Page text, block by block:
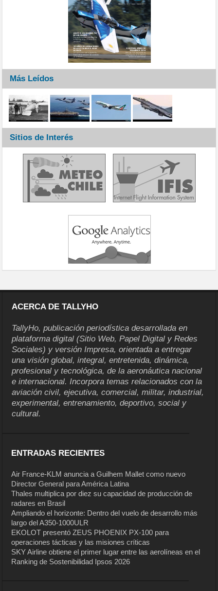
Más Leídos
Sitios de Interés
ACERCA DE TALLYHO
TallyHo, publicación periodística desarrollada en
plataforma digital (Sitio Web, Papel Digital y Redes
Sociales) y versión Impresa, orientada a entregar
una visión global, integral, entretenida, dinámica,
profesional y tecnológica, de la aeronáutica nacional
e internacional. Incorpora temas relacionados con la
aviación civil, ejecutiva, comercial, militar, industrial,
experimental, entrenamiento, deportivo, social y
cultural.
ENTRADAS RECIENTES
Air France-KLM anuncia a Guilhem Mallet como nuevo
Director General para América Latina
Thales multiplica por diez su capacidad de producción de
radares en Brasil
Ampliando el horizonte: Dentro del vuelo de desarrollo más
largo del A350-1000ULR
EKOLOT presentó ZEUS PHOENIX PX-100 para
operaciones tácticas y las misiones críticas
SKY Airline obtiene el primer lugar entre las aerolíneas en el
Ranking de Sostenibilidad Ipsos 2026